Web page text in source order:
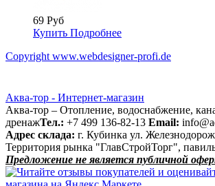
69 Руб
Купить Подробнее
Copyright www.webdesigner-profi.de
Аква-тор - Интернет-магазин
Аква-тор – Отопление, водоснабжение,
дренажТел.: +7 499 136-82-13 Email:
Адрес склада: г. Кубинка ул.
Территория рынка "ГлавСтройТорг",
Предложение не является публичной